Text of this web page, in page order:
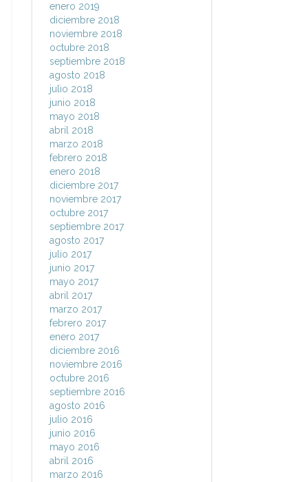
enero 2019
diciembre 2018
noviembre 2018
octubre 2018
septiembre 2018
agosto 2018
julio 2018
junio 2018
mayo 2018
abril 2018
marzo 2018
febrero 2018
enero 2018
diciembre 2017
noviembre 2017
octubre 2017
septiembre 2017
agosto 2017
julio 2017
junio 2017
mayo 2017
abril 2017
marzo 2017
febrero 2017
enero 2017
diciembre 2016
noviembre 2016
octubre 2016
septiembre 2016
agosto 2016
julio 2016
junio 2016
mayo 2016
abril 2016
marzo 2016